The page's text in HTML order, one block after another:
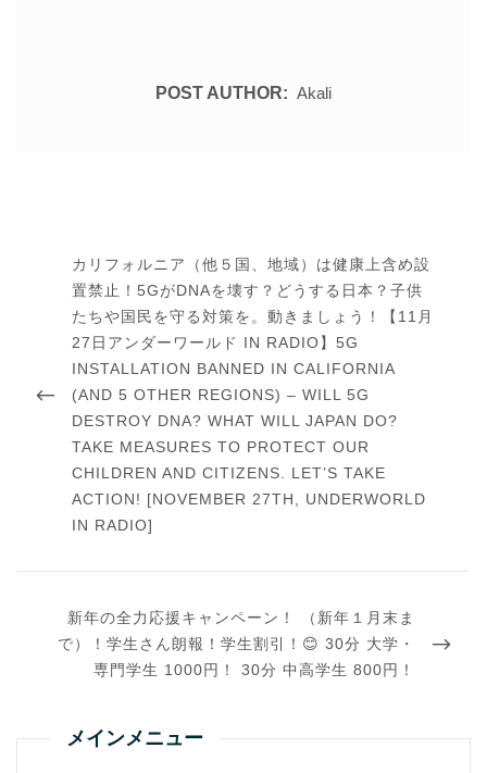
POST AUTHOR: Akali
PREVIOUS
POST
カリフォルニア（他５国、地域）は健康上含め設
置禁止！5GがDNAを壊す？どうする日本？子供
たちや国民を守る対策を。動きましょう！【11月
27日アンダーワールド IN RADIO】5G
INSTALLATION BANNED IN CALIFORNIA
(AND 5 OTHER REGIONS) – WILL 5G
DESTROY DNA? WHAT WILL JAPAN DO?
TAKE MEASURES TO PROTECT OUR
CHILDREN AND CITIZENS. LET’S TAKE
ACTION! [NOVEMBER 27TH, UNDERWORLD
IN RADIO]
NEXT
POST
新年の全力応援キャンペーン！ （新年１月末ま
で）！学生さん朗報！学生割引！😊 30分 大学・
専門学生 1000円！ 30分 中高学生 800円！
メインメニュー